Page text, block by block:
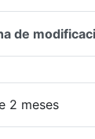
de
2 meses